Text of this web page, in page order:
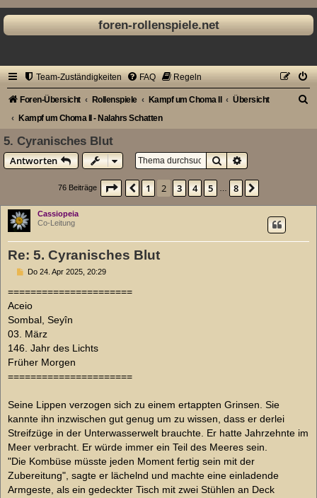
foren-rollenspiele.net
Team-Zuständigkeiten FAQ Regeln
Foren-Übersicht Rollenspiele Kampf um Choma II
Übersicht
Kampf um Choma II - Nalahrs Schatten
5. Cyranisches Blut
Antworten
SucheErweiterte Suche
76 Beiträge Seite 2von
Vorherige
1 2 3 4 5 8
Cassiopeia
Co-Leitung
Re: 5. Cyranisches Blut
B
i
r
a
g
Do 24. Apr 2025, 20:29
======================
Aceio
Sombal, Seyîn
03. März
146. Jahr des Lichts
Früher Morgen
======================
Seine Lippen verzogen sich zu einem ertappten Grinsen. Sie
kannte ihn inzwischen gut genug um zu wissen, dass er derlei
Streifzüge in der Unterwasserwelt brauchte. Er hatte Jahrzehnte im
Meer verbracht. Er würde immer ein Teil des Meeres sein.
"Die Kombüse müsste jeden Moment fertig sein mit der
Zubereitung", sagte er lächelnd und machte eine einladende
Armgeste, als ein gedeckter Tisch mit zwei Stühlen an Deck